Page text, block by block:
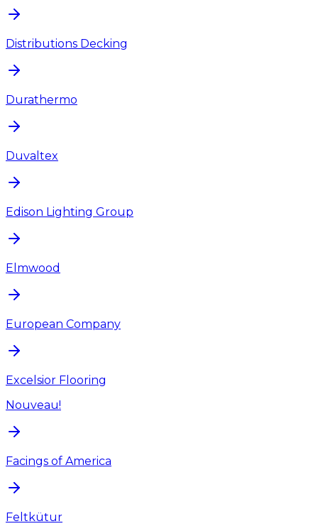
Distributions Decking
Durathermo
Duvaltex
Edison Lighting Group
Elmwood
European Company
Excelsior Flooring
Nouveau!
Facings of America
Feltkütur